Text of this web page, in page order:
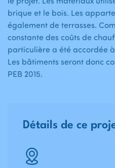
brique et le bois. Les
également de terrasses.
constante des coûts de
particulière a été accordée
Les bâtiments seront donc
PEB 2015.
Détails de ce